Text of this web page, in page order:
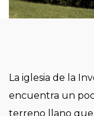
La iglesia de la
encuentra un
terreno llano que